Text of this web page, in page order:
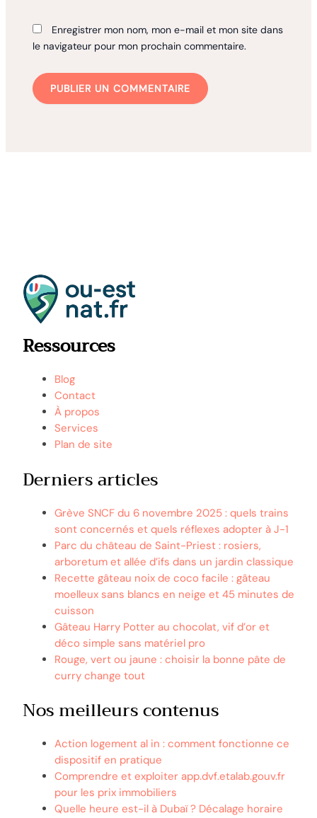
Enregistrer mon nom, mon e-mail et mon site dans
le navigateur pour mon prochain commentaire.
Ressources
Blog
Contact
À propos
Services
Plan de site
Derniers articles
Grève SNCF du 6 novembre 2025 : quels trains
sont concernés et quels réflexes adopter à J-1
Parc du château de Saint-Priest : rosiers,
arboretum et allée d’ifs dans un jardin classique
Recette gâteau noix de coco facile : gâteau
moelleux sans blancs en neige et 45 minutes de
cuisson
Gâteau Harry Potter au chocolat, vif d’or et
déco simple sans matériel pro
Rouge, vert ou jaune : choisir la bonne pâte de
curry change tout
Nos meilleurs contenus
Action logement al in : comment fonctionne ce
dispositif en pratique
Comprendre et exploiter app.dvf.etalab.gouv.fr
pour les prix immobiliers
Quelle heure est-il à Dubaï ? Décalage horaire